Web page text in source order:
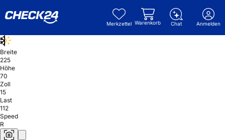
Merkzettel Warenkorb Chat Anmelden
Breite
225
Höhe
70
Zoll
15
Last
112
Speed
R